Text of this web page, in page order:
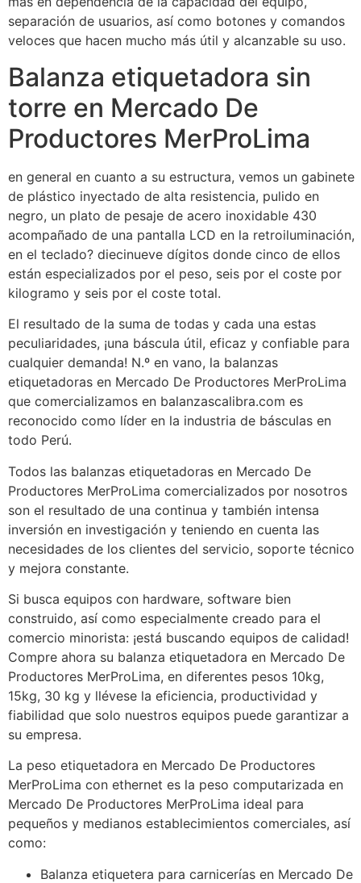
separación de usuarios, así como botones y comandos
veloces que hacen mucho más útil y alcanzable su uso.
Balanza etiquetadora sin
torre en Mercado De
Productores MerProLima
en general en cuanto a su estructura, vemos un gabinete
de plástico inyectado de alta resistencia, pulido en
negro, un plato de pesaje de acero inoxidable 430
acompañado de una pantalla LCD en la retroiluminación,
en el teclado? diecinueve dígitos donde cinco de ellos
están especializados por el peso, seis por el coste por
kilogramo y seis por el coste total.
El resultado de la suma de todas y cada una estas
peculiaridades, ¡una báscula útil, eficaz y confiable para
cualquier demanda! N.º en vano, la balanzas
etiquetadoras en Mercado De Productores MerProLima
que comercializamos en balanzascalibra.com es
reconocido como líder en la industria de básculas en
todo Perú.
Todos las balanzas etiquetadoras en Mercado De
Productores MerProLima comercializados por nosotros
son el resultado de una continua y también intensa
inversión en investigación y teniendo en cuenta las
necesidades de los clientes del servicio, soporte técnico
y mejora constante.
Si busca equipos con hardware, software bien
construido, así como especialmente creado para el
comercio minorista: ¡está buscando equipos de calidad!
Compre ahora su balanza etiquetadora en Mercado De
Productores MerProLima, en diferentes pesos 10kg,
15kg, 30 kg y llévese la eficiencia, productividad y
fiabilidad que solo nuestros equipos puede garantizar a
su empresa.
La peso etiquetadora en Mercado De Productores
MerProLima con ethernet es la peso computarizada en
Mercado De Productores MerProLima ideal para
pequeños y medianos establecimientos comerciales, así
como:
Balanza etiquetera para carnicerías en Mercado De